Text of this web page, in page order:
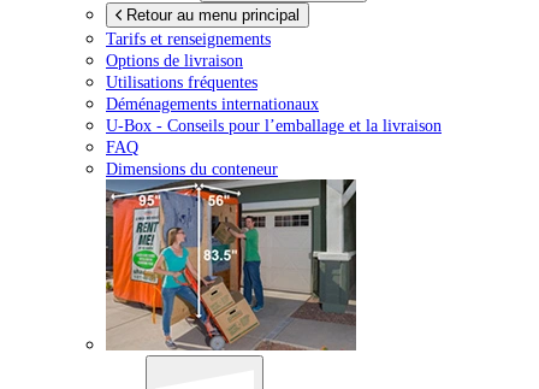
Retour au menu principal
Tarifs et renseignements
Options de livraison
Utilisations fréquentes
Déménagements internationaux
U-Box - Conseils pour l’emballage et la livraison
FAQ
Dimensions du conteneur